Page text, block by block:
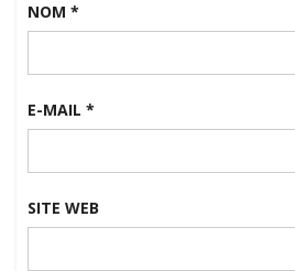
NOM *
E-MAIL *
SITE WEB